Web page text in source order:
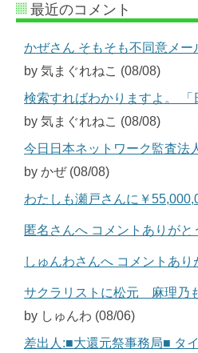
最近のコメント
かぜさん そもそも不同意メー
by 気まぐれねこ (08/08)
検索すればわかりますよ。 「
by 気まぐれねこ (08/08)
今日日本ネットワーク監査法
by かぜ (08/08)
わたしも瀬戸さんに￥
匿名さんへ コメントありがと
しゅんわさんへ コメントあり
サクラリストに松元 麻理乃
by しゅんわ (08/06)
差出人:■大還元祭事務局■ タ